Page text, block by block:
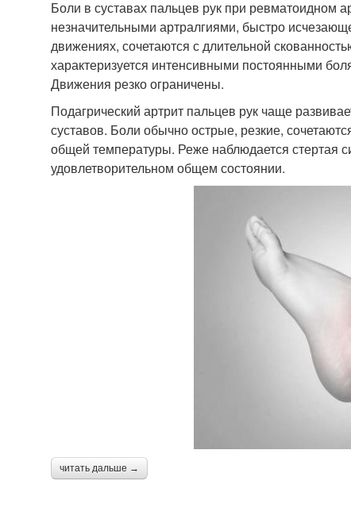
Боли в суставах пальцев рук при ревматоидном
незначительными артралгиями, быстро
движениях, сочетаются с длительной
характеризуется интенсивными постоянными
Движения резко ограничены.
Подагрический артрит пальцев рук чаще
суставов. Боли обычно острые, резкие,
общей температуры. Реже наблюдается стертая
удовлетворительном общем состоянии.
читать дальше →